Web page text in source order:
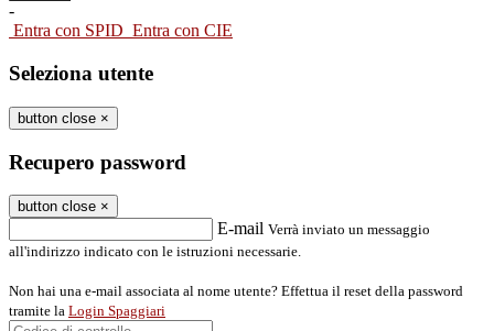
-
Entra con SPID Entra con CIE
Seleziona utente
button close ×
Recupero password
button close ×
E-mail Verrà inviato un messaggio
all'indirizzo indicato con le istruzioni necessarie.
Non hai una e-mail associata al nome utente? Effettua il reset della password
tramite la Login Spaggiari